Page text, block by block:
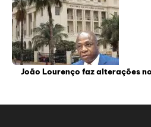
João Lourenço faz alterações